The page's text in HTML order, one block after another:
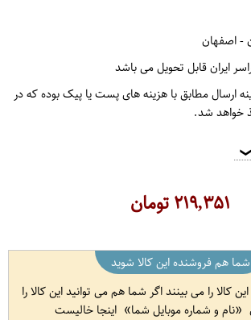
-اصفهان
ایران قابل تحویل می باشد
ارسال مطابق با هزینه های پست یا پیک بوده که در
خواهد شد.
❯
۲۱۹,۳۵۱تومان
شما هم فروشنده این کالا شوید
کالا را می بینند اگر شما هم می توانید این کالا را
نام و شماره موبایل شما اینجا خالیست